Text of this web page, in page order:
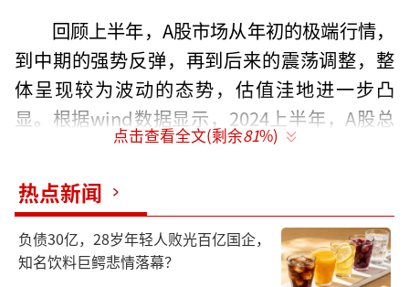
回顾上半年，A股市场从年初的极端行情，
到中期的强势反弹，再到后来的震荡调整，整
体呈现较为波动的态势，估值洼地进一步凸
显。根据wind数据显示，2024上半年，A股总
市值约80.94万亿元，相比2023年末减少了2.76
万亿元，A股市场整体市值出现一定程度下滑。
聚焦到地方来看，浙江上市公司整体市值
变化符合A股大趋势。同花顺数据显示，浙江约
706家上市公司中，上半年实现市值增长的公司
点击查看全文(剩余81%)
热点新闻
负债30亿，28岁年轻人败光百亿国企，
知名饮料巨鳄悲情落幕？